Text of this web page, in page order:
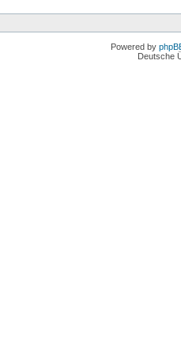
Powered by
Deutsche